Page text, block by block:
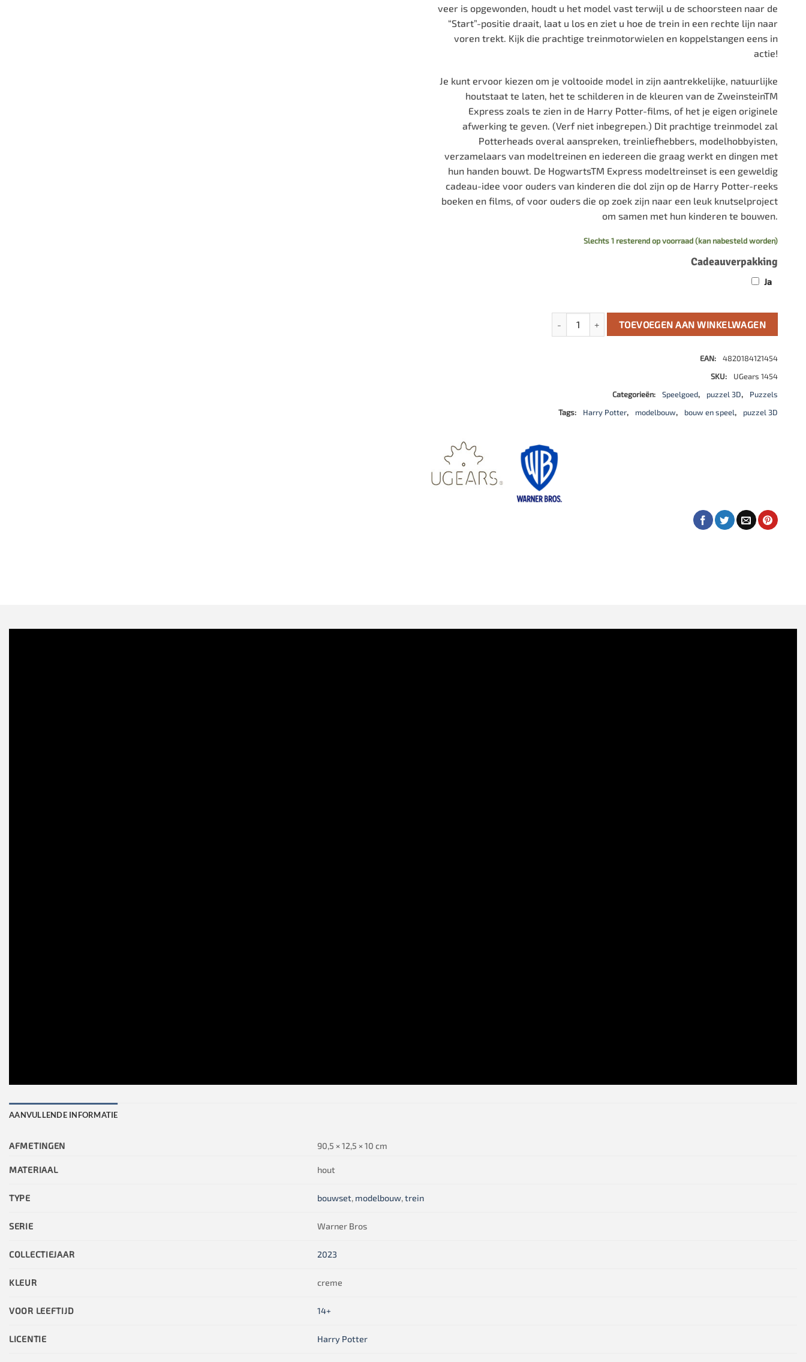
veer is opgewonden, houdt u het model vast terwijl u de schoorsteen naar de
“Start”-positie draait, laat u los en ziet u hoe de trein in een rechte lijn naar
voren trekt. Kijk die prachtige treinmotorwielen en koppelstangen eens in
actie!
Je kunt ervoor kiezen om je voltooide model in zijn aantrekkelijke, natuurlijke
houtstaat te laten, het te schilderen in de kleuren van de ZweinsteinTM
Express zoals te zien in de Harry Potter-films, of het je eigen originele
afwerking te geven. (Verf niet inbegrepen.) Dit prachtige treinmodel zal
Potterheads overal aanspreken, treinliefhebbers, modelhobbyisten,
verzamelaars van modeltreinen en iedereen die graag werkt en dingen met
hun handen bouwt. De HogwartsTM Express modeltreinset is een geweldig
cadeau-idee voor ouders van kinderen die dol zijn op de Harry Potter-reeks
boeken en films, of voor ouders die op zoek zijn naar een leuk knutselproject
om samen met hun kinderen te bouwen.
Slechts 1 resterend op voorraad (kan nabesteld worden)
Cadeauverpakking
Ja
Hogwarts™ Express Harry Potter aantal
TOEVOEGEN AAN WINKELWAGEN
EAN:
4820184121454
SKU:
UGears 1454
Categorieën:
Speelgoed, puzzel 3D,
Puzzels
Tags:
Harry Potter, modelbouw, bouw en speel, puzzel 3D
AANVULLENDE INFORMATIE
AFMETINGEN 90,5 × 12,5 × 10 cm
MATERIAAL hout
TYPE bouwset, modelbouw,trein
SERIE Warner Bros
COLLECTIEJAAR 2023
KLEUR creme
VOOR LEEFTIJD 14+
LICENTIE Harry Potter